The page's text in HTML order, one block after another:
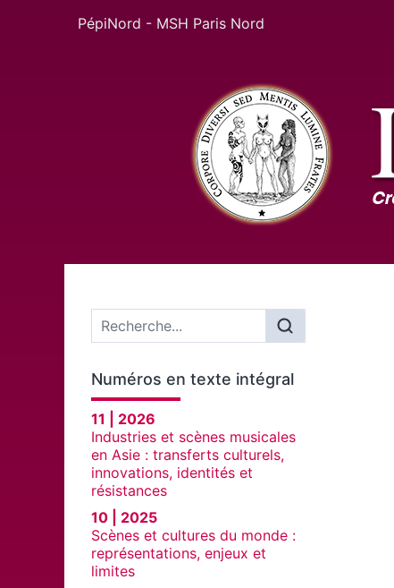
PépiNord - MSH Paris Nord
Menu principal
Numéros en texte intégral
11 | 2026
Industries et scènes musicales
en Asie : transferts culturels,
innovations, identités et
résistances
10 | 2025
Scènes et cultures du monde :
représentations, enjeux et
limites